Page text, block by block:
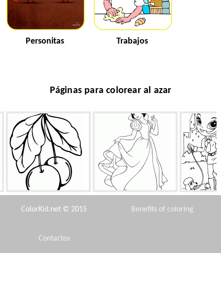
Personitas Trabajos
Páginas para colorear al azar
Cereza dulce Tipo Princesa
La
ColorKid.net © 2015 Benefits of coloring
Contactos